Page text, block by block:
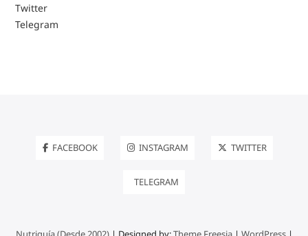
Twitter
Telegram
FACEBOOK INSTAGRAM TWITTER
TELEGRAM